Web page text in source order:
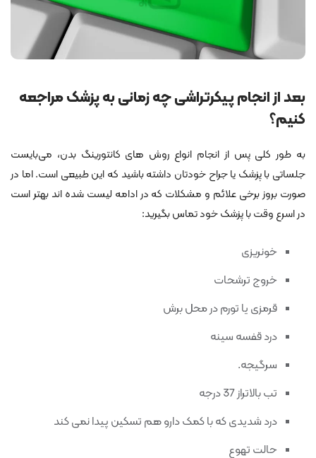
بعد از انجام پیکرتراشی چه زمانی به پزشک مراجعه
کنیم؟
به طور کلی پس از انجام انواع روش های کانتورینگ بدن، می‌بایست
جلساتی با پزشک یا جراح خودتان داشته باشید که این طبیعی است. اما در
صورت بروز برخی علائم و مشکلات که در ادامه لیست شده اند بهتر است
در اسرع وقت با پزشک خود تماس بگیرید:
خونریزی
خروج ترشحات
قرمزی یا تورم در محل برش
درد قفسه سینه
سرگیجه.
تب بالاتراز 37 درجه
درد شدیدی که با کمک دارو هم تسکین پیدا نمی کند
حالت تهوع